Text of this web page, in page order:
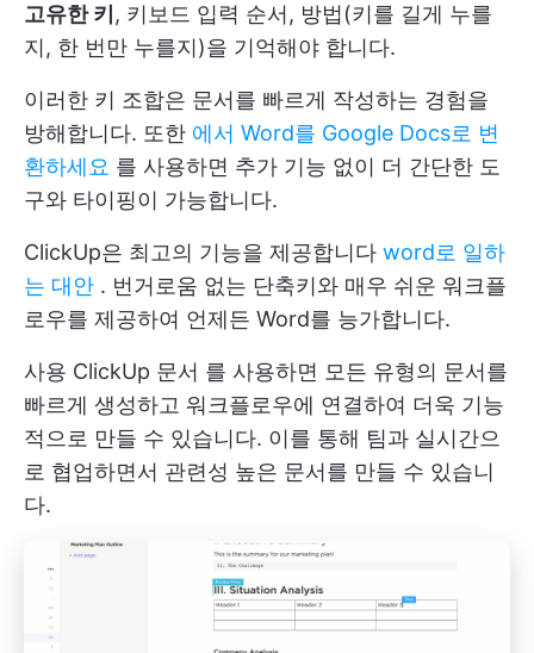
고유한 키 , 키보드 입력 순서, 방법(키를 길게 누를
지, 한 번만 누를지)을 기억해야 합니다.
이러한 키 조합은 문서를 빠르게 작성하는 경험을
방해합니다. 또한 에서 Word를 Google Docs로 변
환하세요 를 사용하면 추가 기능 없이 더 간단한 도
구와 타이핑이 가능합니다.
ClickUp은 최고의 기능을 제공합니다 word로 일하
는 대안 . 번거로움 없는 단축키와 매우 쉬운 워크플
로우를 제공하여 언제든 Word를 능가합니다.
사용 ClickUp 문서 를 사용하면 모든 유형의 문서를
빠르게 생성하고 워크플로우에 연결하여 더욱 기능
적으로 만들 수 있습니다. 이를 통해 팀과 실시간으
로 협업하면서 관련성 높은 문서를 만들 수 있습니
다.